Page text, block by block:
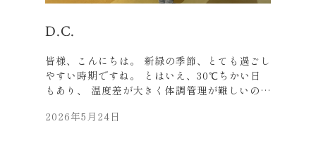
D.C.
皆様、こんにちは。 新緑の季節、とても過ごし
やすい時期ですね。 とはいえ、30℃ちかい日
もあり、 温度差が大きく体調管理が難しいの
んだ本のお話を少し・・・。 本屋さんで、「売
2026年5月24日